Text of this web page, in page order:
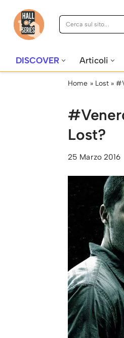
Vai
DISCOVER Articoli
Home » Lost »
Lost?
25 Marzo 2016